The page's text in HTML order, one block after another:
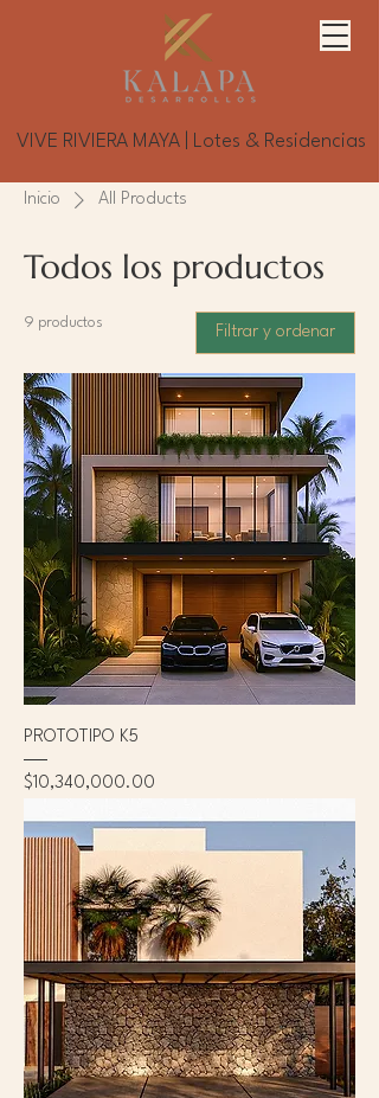
VIVE RIVIERA MAYA | Lotes & Residencias
Inicio All Products
Todos los productos
9 productos
Filtrar y ordenar
PROTOTIPO K5
Precio
$10,340,000.00